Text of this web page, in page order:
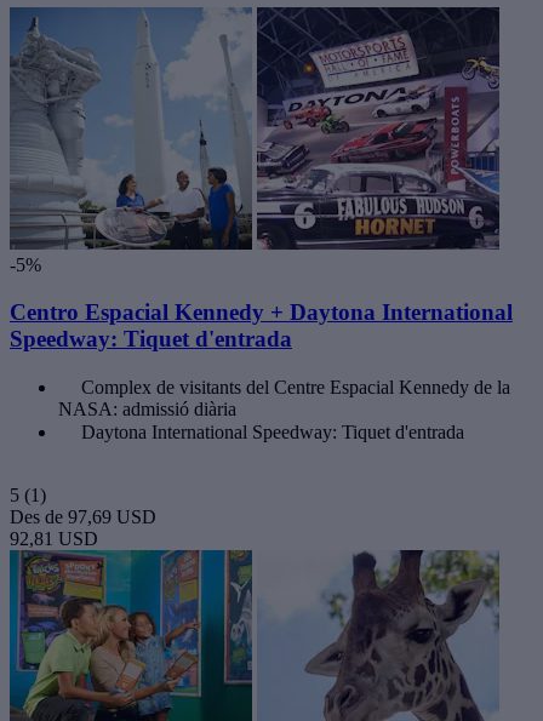
-5%
Centro Espacial Kennedy + Daytona International
Speedway: Tiquet d'entrada
Complex de visitants del Centre Espacial Kennedy de la
NASA: admissió diària
Daytona International Speedway: Tiquet d'entrada
5 (1)
Des de 97,69 USD
92,81 USD